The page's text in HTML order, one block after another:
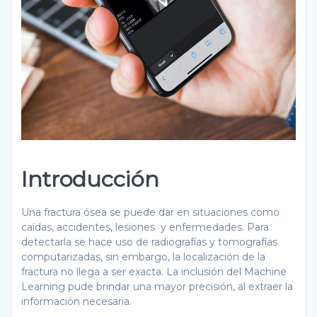
Introducción
Una fractura ósea se puede dar en situaciones como
caídas, accidentes, lesiones y enfermedades. Para
detectarla se hace uso de radiografías y tomografías
computarizadas, sin embargo, la localización de la
fractura no llega a ser exacta. La inclusión del Machine
Learning pude brindar una mayor precisión, al extraer la
información necesaria.